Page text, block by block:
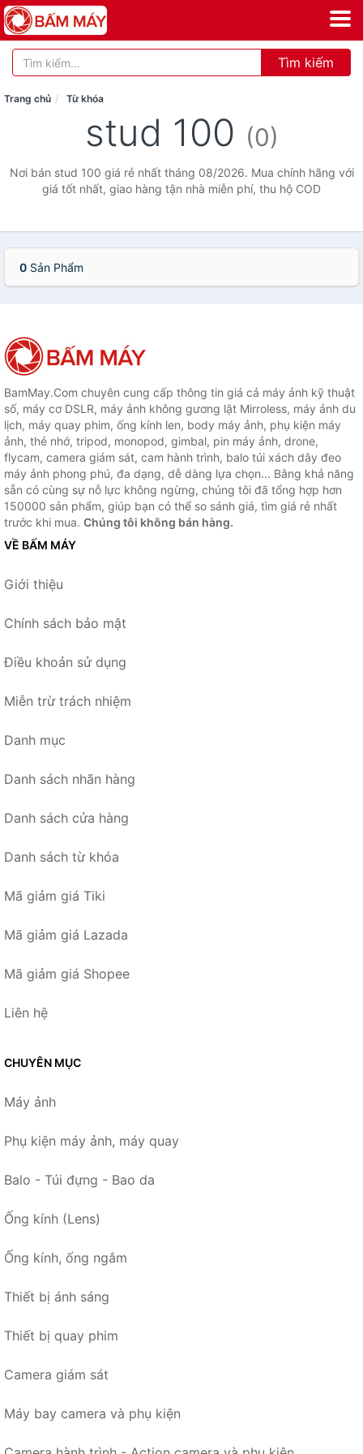
Tìm kiếm
Trang chủ Từ khóa
stud 100 (0)
Nơi bán stud 100 giá rẻ nhất tháng 08/2026. Mua chính hãng với
giá tốt nhất, giao hàng tận nhà miễn phí, thu hộ COD
0 Sản Phẩm
BamMay.Com chuyên cung cấp thông tin giá cả máy ảnh kỹ thuật
số, máy cơ DSLR, máy ảnh không gương lật Mirroless, máy ảnh du
lịch, máy quay phim, ống kính len, body máy ảnh, phụ kiện máy
ảnh, thẻ nhớ, tripod, monopod, gimbal, pin máy ảnh, drone,
flycam, camera giám sát, cam hành trình, balo túi xách dây đeo
máy ảnh phong phú, đa dạng, dễ dàng lựa chọn... Bằng khả năng
sẵn có cùng sự nỗ lực không ngừng, chúng tôi đã tổng hợp hơn
150000 sản phẩm, giúp bạn có thể so sánh giá, tìm giá rẻ nhất
trước khi mua. Chúng tôi không bán hàng.
VỀ BẤM MÁY
Giới thiệu
Chính sách bảo mật
Điều khoản sử dụng
Miễn trừ trách nhiệm
Danh mục
Danh sách nhãn hàng
Danh sách cửa hàng
Danh sách từ khóa
Mã giảm giá Tiki
Mã giảm giá Lazada
Mã giảm giá Shopee
Liên hệ
CHUYÊN MỤC
Máy ảnh
Phụ kiện máy ảnh, máy quay
Balo - Túi đựng - Bao da
Ống kính (Lens)
Ống kính, ống ngắm
Thiết bị ánh sáng
Thiết bị quay phim
Camera giám sát
Máy bay camera và phụ kiện